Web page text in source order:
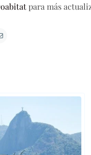
para más